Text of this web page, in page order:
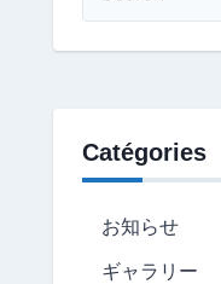
Catégories
お知らせ
ギャラリー